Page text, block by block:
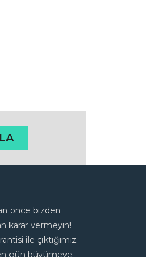
önce bizden
karar vermeyin!
ile çıktığımız
gün büyümeye